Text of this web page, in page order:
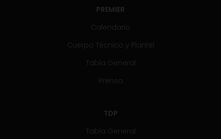
PREMIER
Calendario
Cuerpo Técnico y Plantel
Tabla General
Prensa
TDP
Tabla General